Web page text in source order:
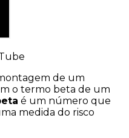
de um
o termo beta de um
é um número que
medida do risco